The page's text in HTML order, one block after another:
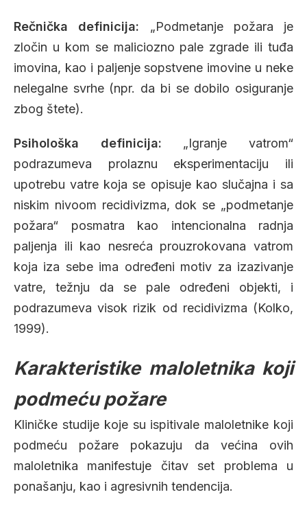
Rečnička definicija: „Podmetanje požara je
zločin u kom se maliciozno pale zgrade ili tuđa
imovina, kao i paljenje sopstvene imovine u neke
nelegalne svrhe (npr. da bi se dobilo osiguranje
zbog štete).
Psihološka definicija: „Igranje vatrom“
podrazumeva prolaznu eksperimentaciju ili
upotrebu vatre koja se opisuje kao slučajna i sa
niskim nivoom recidivizma, dok se „podmetanje
požara“ posmatra kao intencionalna radnja
paljenja ili kao nesreća prouzrokovana vatrom
koja iza sebe ima određeni motiv za izazivanje
vatre, težnju da se pale određeni objekti, i
podrazumeva visok rizik od recidivizma (Kolko,
1999).
Karakteristike maloletnika koji
podmeću požare
Kliničke studije koje su ispitivale maloletnike koji
podmeću požare pokazuju da većina ovih
maloletnika manifestuje čitav set problema u
ponašanju, kao i agresivnih tendencija.